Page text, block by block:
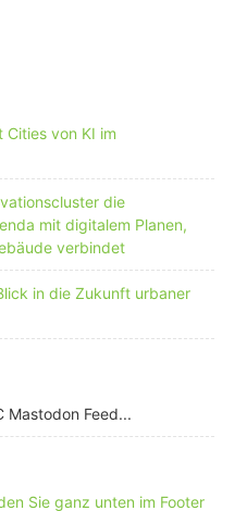
Cities von KI im
die
mit digitalem Planen,
verbindet
in die Zukunft urbaner
Mastodon Feed...
Sie ganz unten im Footer